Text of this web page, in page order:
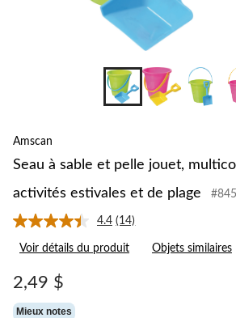
Amscan
Seau à sable et pelle jouet,
activités estivales et de plage
4.4 Lire
les
14
(14)
Voir détails du produit Objets similaires
2,49 $
Mieux notes